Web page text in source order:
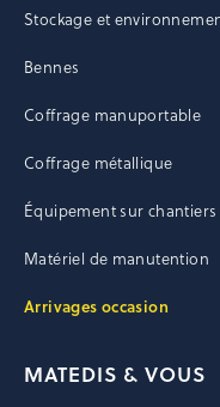
Stockage et
Bennes
Coffrage manuportable
Coffrage métallique
Équipement sur chantiers
Matériel de manutention
Arrivages occasion
MATEDIS & VOUS